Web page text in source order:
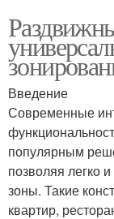
Введение
Современные
популярным
позволяя легко
зоны. Такие
квартир,